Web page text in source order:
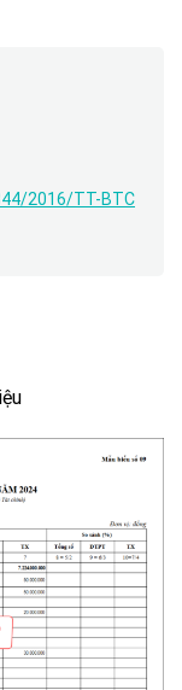
2016/TT-BTC